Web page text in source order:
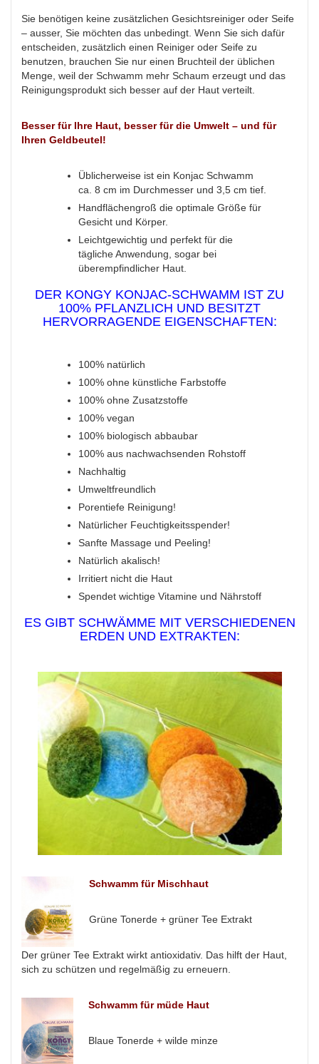
Sie benötigen keine zusätzlichen Gesichtsreiniger oder Seife
– ausser, Sie möchten das unbedingt. Wenn Sie sich dafür
entscheiden, zusätzlich einen Reiniger oder Seife zu
benutzen, brauchen Sie nur einen Bruchteil der üblichen
Menge, weil der Schwamm mehr Schaum erzeugt und das
Reinigungsprodukt sich besser auf der Haut verteilt.
Besser für Ihre Haut, besser für die Umwelt – und für
Ihren Geldbeutel!
Üblicherweise ist ein Konjac Schwamm
ca. 8 cm im Durchmesser und 3,5 cm tief.
Handflächengroß die optimale Größe für
Gesicht und Körper.
Leichtgewichtig und perfekt für die
tägliche Anwendung, sogar bei
überempfindlicher Haut.
DER KONGY KONJAC-SCHWAMM IST ZU
100% PFLANZLICH UND BESITZT
HERVORRAGENDE EIGENSCHAFTEN:
100% natürlich
100% ohne künstliche Farbstoffe
100% ohne Zusatzstoffe
100% vegan
100% biologisch abbaubar
100% aus nachwachsenden Rohstoff
Nachhaltig
Umweltfreundlich
Porentiefe Reinigung!
Natürlicher Feuchtigkeitsspender!
Sanfte Massage und Peeling!
Natürlich akalisch!
Irritiert nicht die Haut
Spendet wichtige Vitamine und Nährstoff
ES GIBT SCHWÄMME MIT VERSCHIEDENEN
ERDEN UND EXTRAKTEN:
Schwamm für Mischhaut
Grüne Tonerde + grüner Tee Extrakt
Der grüner Tee Extrakt wirkt antioxidativ. Das hilft der Haut,
sich zu schützen und regelmäßig zu erneuern.
Schwamm für müde Haut
Blaue Tonerde + wilde minze